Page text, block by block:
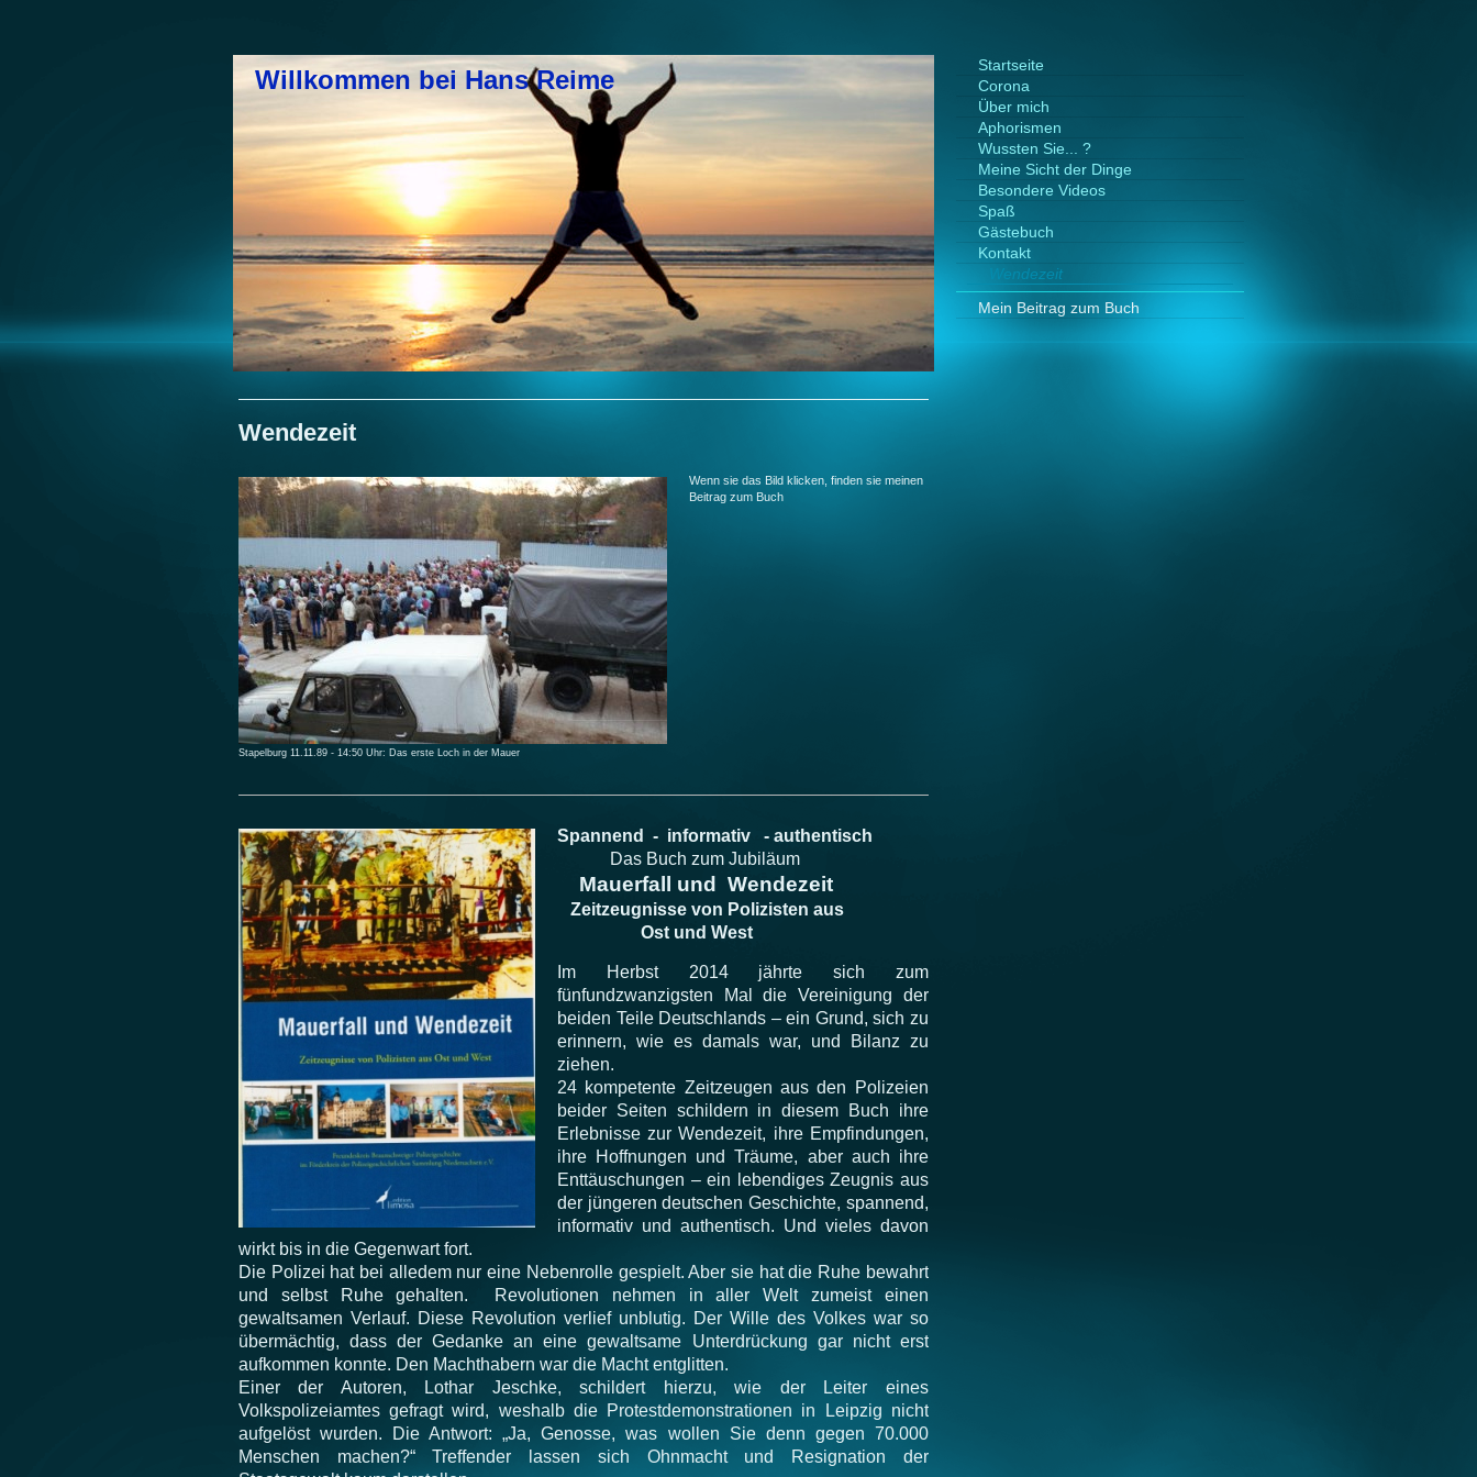
Willkommen bei Hans Reime
Wendezeit
Stapelburg 11.11.89 - 14:50 Uhr: Das erste Loch in der Mauer
Wenn sie das Bild klicken, finden sie meinen
Beitrag zum Buch
Spannend - informativ - authentisch
Das Buch zum Jubiläum
Mauerfall und Wendezeit
Zeitzeugnisse von Polizisten aus
Ost und West
Im Herbst 2014 jährte sich zum
fünfundzwanzigsten Mal die Vereinigung der
beiden Teile Deutschlands – ein Grund, sich zu
erinnern, wie es damals war, und Bilanz zu
ziehen.
24 kompetente Zeitzeugen aus den Polizeien
beider Seiten schildern in diesem Buch ihre
Erlebnisse zur Wendezeit, ihre Empfindungen,
ihre Hoffnungen und Träume, aber auch ihre
Enttäuschungen – ein lebendiges Zeugnis aus
der jüngeren deutschen Geschichte, spannend,
informativ und authentisch. Und vieles davon
wirkt bis in die Gegenwart fort.
Die Polizei hat bei alledem nur eine Nebenrolle gespielt. Aber sie hat die Ruhe bewahrt
und selbst Ruhe gehalten. Revolutionen nehmen in aller Welt zumeist einen
gewaltsamen Verlauf. Diese Revolution verlief unblutig. Der Wille des Volkes war so
übermächtig, dass der Gedanke an eine gewaltsame Unterdrückung gar nicht erst
aufkommen konnte. Den Machthabern war die Macht entglitten.
Einer der Autoren, Lothar Jeschke, schildert hierzu, wie der Leiter eines
Volkspolizeiamtes gefragt wird, weshalb die Protestdemonstrationen in Leipzig nicht
aufgelöst wurden. Die Antwort: „Ja, Genosse, was wollen Sie denn gegen 70.000
Menschen machen?“ Treffender lassen sich Ohnmacht und Resignation der
Startseite
Corona
Über mich
Aphorismen
Wussten Sie... ?
Meine Sicht der Dinge
Besondere Videos
Spaß
Gästebuch
Kontakt
Wendezeit
Mein Beitrag zum Buch